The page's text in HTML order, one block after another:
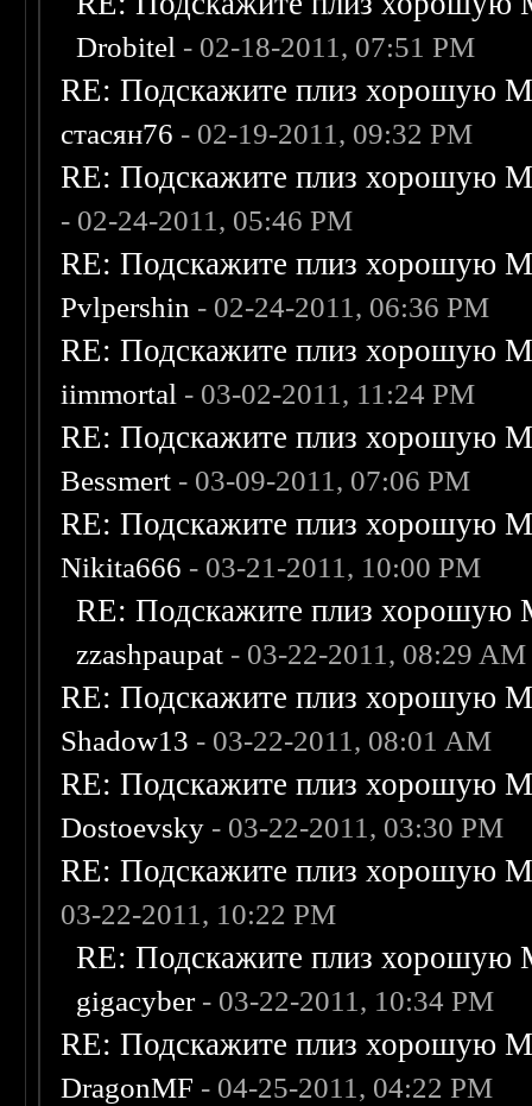
Drobitel - 02-18-2011, 07:51 PM
RE: Подскажите плиз хорошую
стасян76 - 02-19-2011, 09:32 PM
RE: Подскажите плиз хорошую
- 02-24-2011, 05:46 PM
RE: Подскажите плиз хорошую
Pvlpershin - 02-24-2011, 06:36 PM
RE: Подскажите плиз хорошую
iimmortal - 03-02-2011, 11:24 PM
RE: Подскажите плиз хорошую
Bessmert - 03-09-2011, 07:06 PM
RE: Подскажите плиз хорошую
Nikita666 - 03-21-2011, 10:00 PM
RE: Подскажите плиз хорошую
zzashpaupat - 03-22-2011, 08:29 AM
RE: Подскажите плиз хорошую
Shadow13 - 03-22-2011, 08:01 AM
RE: Подскажите плиз хорошую
Dostoevsky - 03-22-2011, 03:30 PM
RE: Подскажите плиз хорошую
03-22-2011, 10:22 PM
RE: Подскажите плиз хорошую
gigacyber- 03-22-2011, 10:34 PM
RE: Подскажите плиз хорошую
DragonMF - 04-25-2011, 04:22 PM